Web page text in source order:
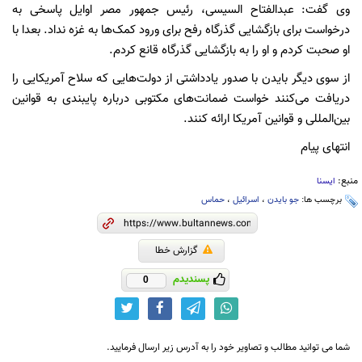
وی گفت: عبدالفتاح السیسی، رئیس جمهور مصر اوایل پاسخی به
درخواست برای بازگشایی گذرگاه رفح برای ورود کمک‌ها به غزه نداد. بعدا با
او صحبت کردم و او را به بازگشایی گذرگاه قانع کردم.
از سوی دیگر بایدن با صدور یادداشتی از دولت‌هایی که سلاح آمریکایی را
دریافت می‌کنند خواست ضمانت‌های مکتوبی درباره پایبندی به قوانین
بین‌المللی و قوانین آمریکا ارائه کنند.
انتهای پیام
منبع: ایسنا
برچسب ها: جو بایدن ، اسرائیل ، حماس
گزارش خطا
پسندیدم 0
شما می توانید مطالب و تصاویر خود را به آدرس زیر ارسال فرمایید.